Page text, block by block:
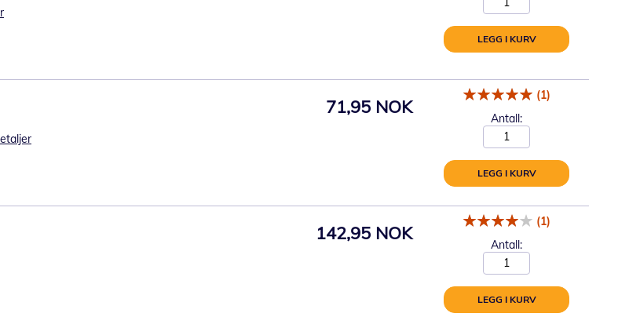
LEGG I KURV
71,95 NOK
(1)
Antall:
LEGG I KURV
142,95 NOK
(1)
Antall:
LEGG I KURV